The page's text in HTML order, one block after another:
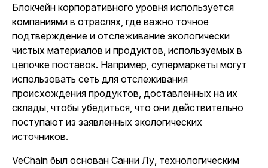
Блокчейн корпоративного уровня используется
компаниями в отраслях, где важно точное
подтверждение и отслеживание экологически
чистых материалов и продуктов, используемых в
цепочке поставок. Например, супермаркеты могут
использовать сеть для отслеживания
происхождения продуктов, доставленных на их
склады, чтобы убедиться, что они действительно
поступают из заявленных экологических
источников.
VeChain был основан Санни Лу, технологическим